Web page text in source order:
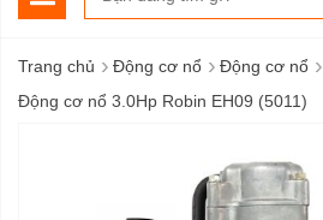
Trang chủ › Động cơ nổ › Động cơ nổ ›
Động cơ nổ 3.0Hp Robin EH09 (5011)